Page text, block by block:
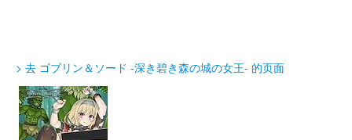
> 去 ゴブリン＆ソード -深き碧き森の城の女王- 的页面